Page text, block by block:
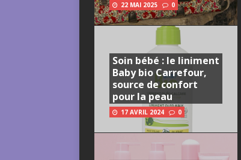
22 MAI 2025 0
Soin bébé : le liniment
Baby bio Carrefour,
source de confort
pour la peau
17 AVRIL 2024 0